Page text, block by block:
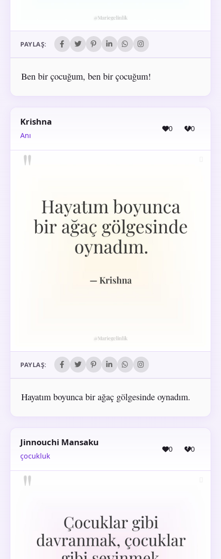
PAYLAŞ:
Ben bir çocuğum, ben bir çocuğum!
Krishna
Anı
0 0
PAYLAŞ:
Hayatım boyunca bir ağaç gölgesinde oynadım.
Jinnouchi Mansaku
çocukluk
0 0